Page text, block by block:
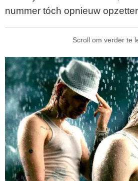
nummer tóch opnieuw
Scroll om verder te